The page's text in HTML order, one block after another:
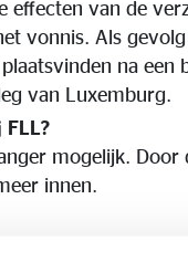
effecten van de
vonnis. Als
na een
van Luxemburg.
mogelijk.
innen.